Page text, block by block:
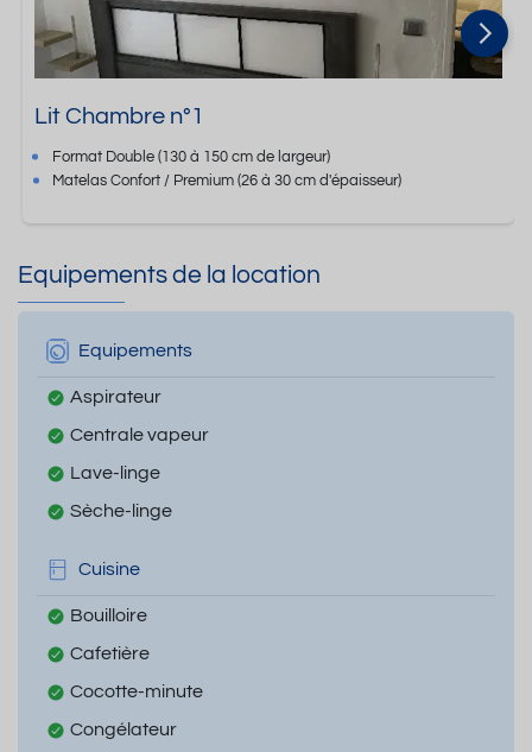
Lit Chambre n°1
Format Double (130 à 150 cm de largeur)
Matelas Confort / Premium(26 à 30 cm d'épaisseur)
Equipements de la location
Equipements
Aspirateur
Centrale vapeur
Lave-linge
Sèche-linge
Cuisine
Bouilloire
Cafetière
Cocotte-minute
Congélateur